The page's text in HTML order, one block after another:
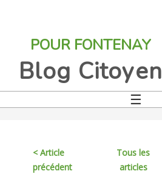
navigationPOUR FONTENAY
Blog Citoyen
☰
< Article
précédent
Tous les
articles